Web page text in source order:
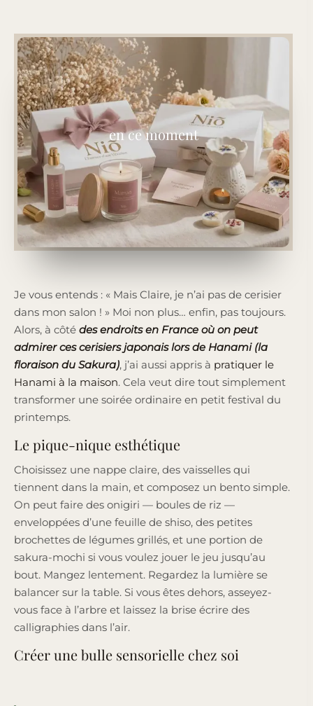
en ce moment
Je vous entends : « Mais Claire, je n’ai pas de cerisier
dans mon salon ! » Moi non plus… enfin, pas toujours.
Alors, à côté des endroits en France où on peut
admirer ces cerisiers japonais lors de Hanami (la
floraison du Sakura), j’ai aussi appris à pratiquer le
Hanami à la maison. Cela veut dire tout simplement
transformer une soirée ordinaire en petit festival du
printemps.
Le pique-nique esthétique
Choisissez une nappe claire, des vaisselles qui
tiennent dans la main, et composez un bento simple.
On peut faire des onigiri — boules de riz —
enveloppées d’une feuille de shiso, des petites
brochettes de légumes grillés, et une portion de
sakura-mochi si vous voulez jouer le jeu jusqu’au
bout. Mangez lentement. Regardez la lumière se
balancer sur la table. Si vous êtes dehors, asseyez-
vous face à l’arbre et laissez la brise écrire des
calligraphies dans l’air.
Créer une bulle sensorielle chez soi